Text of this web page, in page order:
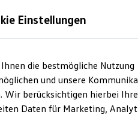
Einstellungen
die bestmögliche Nutzung
und unsere
Wir berücksichtigen hierbei Ihre
Daten für Marketing,